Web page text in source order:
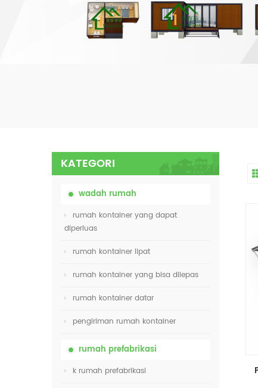
KATEGORI
wadah rumah
rumah kontainer yang dapat
diperluas
rumah kontainer lipat
rumah kontainer yang bisa dilepas
rumah kontainer datar
pengiriman rumah kontainer
rumah prefabrikasi
k rumah prefabrikasi